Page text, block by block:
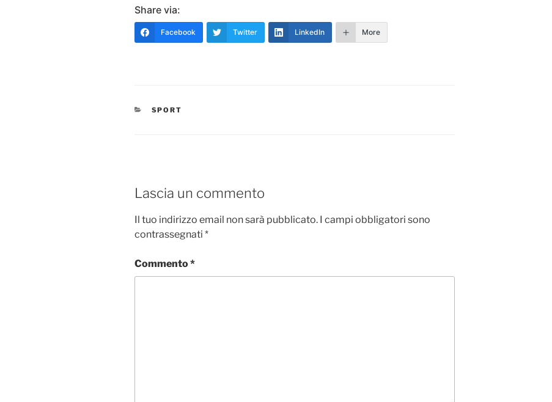
Share via:
Facebook Twitter LinkedIn More
CATEGORIE
SPORT
Lascia un commento
Il tuo indirizzo email non sarà pubblicato. I campi obbligatori sono
contrassegnati *
Commento*